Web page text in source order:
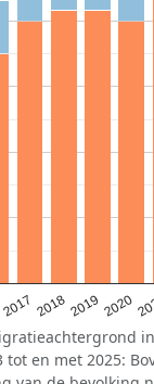
2017 20182019 2020
tot en met 2025: